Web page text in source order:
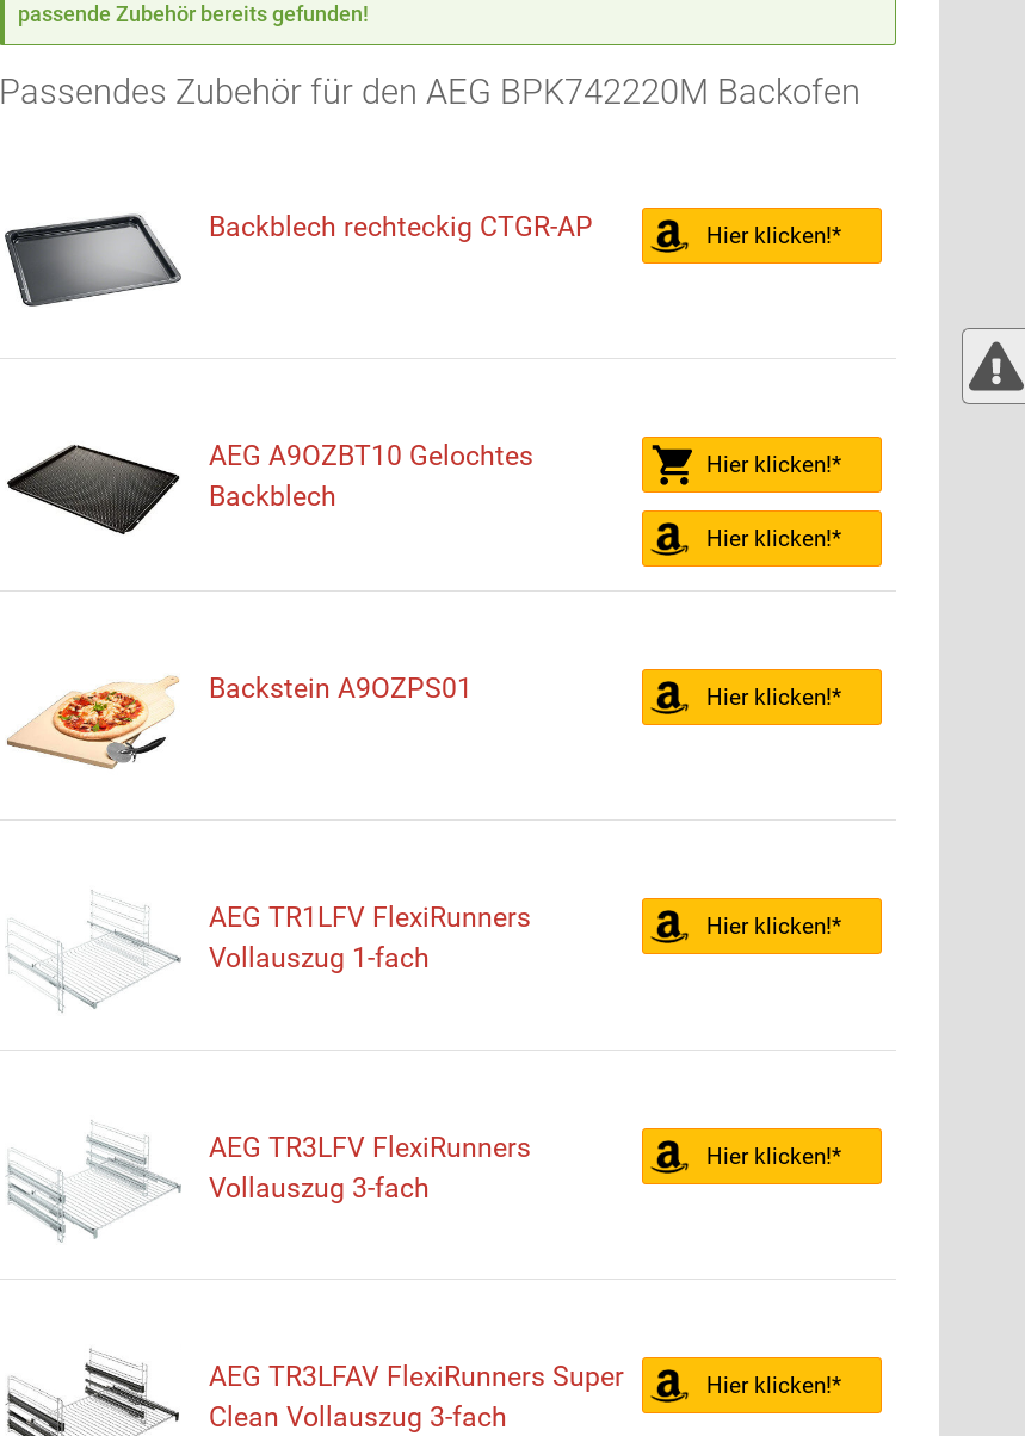
passende Zubehör bereits gefunden!
Passendes Zubehör für den AEG BPK742220M Backofen
Backblech rechteckig CTGR-AP Hier klicken!*
AEG A9OZBT10 Gelochtes
Backblech
Hier klicken!*
Hier klicken!*
Backstein A9OZPS01 Hier klicken!*
AEG TR1LFV FlexiRunners
Vollauszug 1-fach
Hier klicken!*
AEG TR3LFV FlexiRunners
Vollauszug 3-fach
Hier klicken!*
AEG TR3LFAV FlexiRunners Super
Clean Vollauszug 3-fach
Hier klicken!*